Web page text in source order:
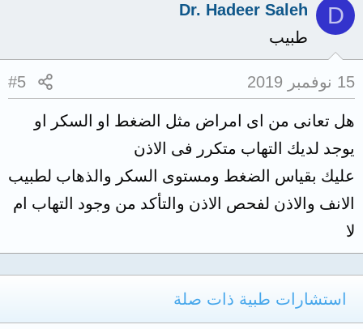
D
Dr. Hadeer Saleh
طبيب
15 نوفمبر 2019 #5
هل تعانى من اى امراض مثل الضغط او السكر او
يوجد لديك التهاب متكرر فى الاذن
عليك بقياس الضغط ومستوى السكر والذهاب لطبيب
الانف والاذن لفحص الاذن والتأكد من وجود التهاب ام
لا
استشارات طبية ذات صلة